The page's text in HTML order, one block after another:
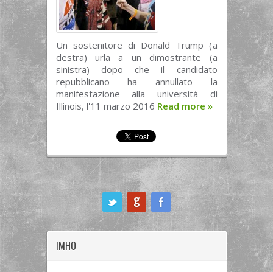
Un sostenitore di Donald Trump (a
destra) urla a un dimostrante (a
sinistra) dopo che il candidato
repubblicano ha annullato la
manifestazione alla università di
Illinois, l'11 marzo 2016 Read more »
IMHO